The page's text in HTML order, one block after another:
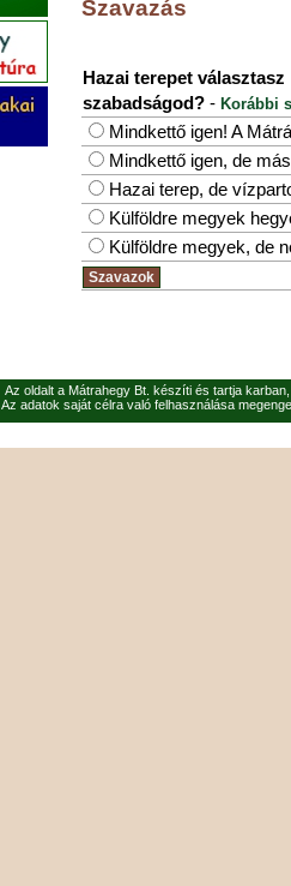
Szavazás
Hazai terepet
szabadságod? - Korábbi
Mindkettő igen! A
Mindkettő igen, de
Hazai terep, de
Külföldre megyek
Külföldre megyek, de
Az oldalt a Mátrahegy Bt. készíti és tartja
Az adatok saját célra való felhasználása